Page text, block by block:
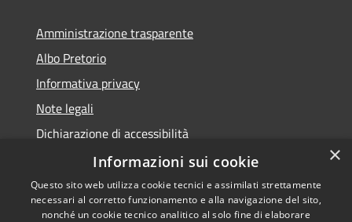
Amministrazione trasparente
Albo Pretorio
Informativa privacy
Note legali
Dichiarazione di accessibilità
Dichiarazione di accessibilità dal 2025
×
Informazioni sui cookie
Questo sito web utilizza cookie tecnici e assimilati strettamente
necessari al corretto funzionamento e alla navigazione del sito,
nonché un cookie tecnico analitico al solo fine di elaborare